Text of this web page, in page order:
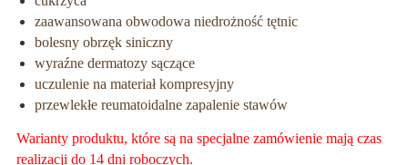
zaawansowana obwodowa niedrożność tętnic
bolesny obrzęk siniczny
wyraźne dermatozy sączące
uczulenie na materiał kompresyjny
przewlekłe reumatoidalne zapalenie stawów
Warianty produktu, które są na specjalne zamówienie mają czas
realizacji do 14 dni roboczych.